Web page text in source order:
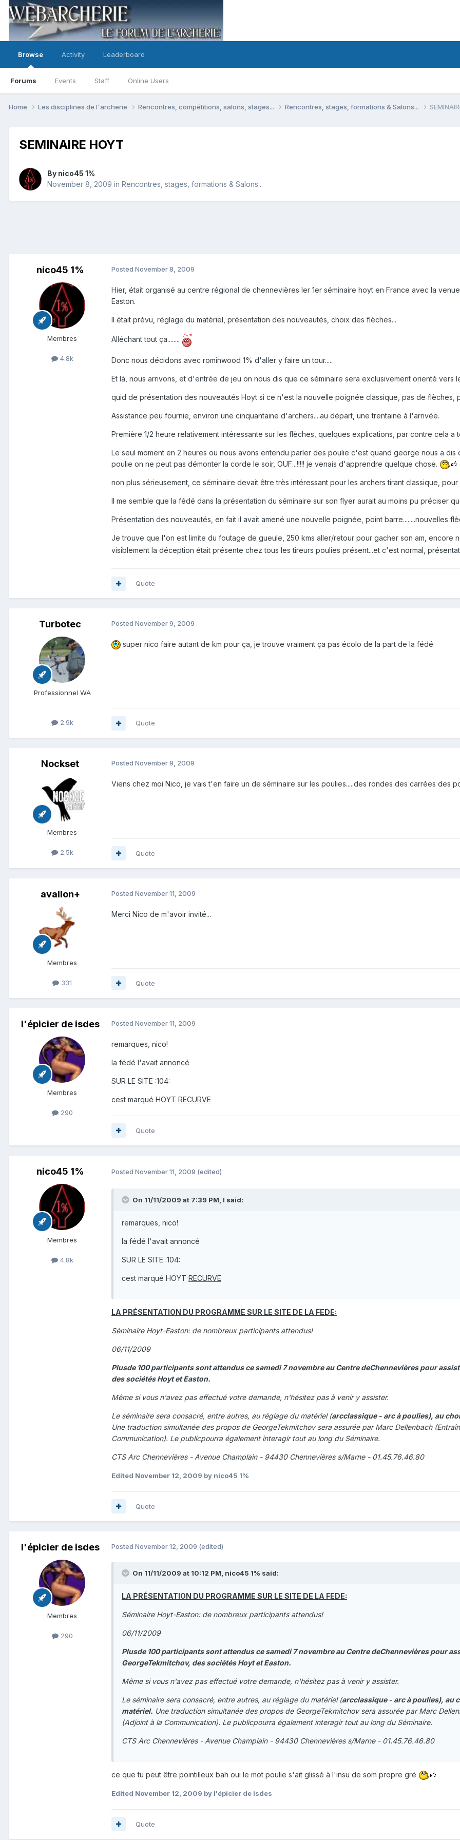
Browse
Forums Events Staff Online Users
Activity Leaderboard
Home Les disciplines de l'archerie Rencontres, compétitions, salons, stages... Rencontres, stages, formations & Salons...
SEMINAIRE HOYT
By nico45 1%
November 8, 2009 in Rencontres, stages, formations & Salons...
nico45 1%
Membres
4.8k
Posted November 8, 2009
Hier, était organisé au centre régional de chennevières ler 1er séminaire hoyt en France avec la
Easton.
Il était prévu, réglage du matériel, présentation des nouveautés, choix des flèches...
Alléchant tout ça........
Donc nous décidons avec rominwood 1% d'aller y faire un tour.....
Et là, nous arrivons, et d'entrée de jeu on nous dis que ce séminaire sera exclusivement orienté vers
quid de présentation des nouveautés Hoyt si ce n'est la nouvelle poignée classique, pas de flèches,
Assistance peu fournie, environ une cinquantaine d'archers....au départ, une trentaine à l'arrivée.
Première 1/2 heure relativement intéressante sur les flèches, quelques explications, par contre cela
Le seul moment en 2 heures ou nous avons entendu parler des poulie c'est quand george nous a
poulie on ne peut pas démonter la corde le soir, OUF...!!!!! je venais d'apprendre quelque chose.
non plus sérieusement, ce séminaire devait être très intéressant pour les archers tirant classique, pour
Il me semble que la fédé dans la présentation du séminaire sur son flyer aurait au moins pu préciser
Présentation des nouveautés, en fait il avait amené une nouvelle poignée, point barre........nouvelles
Je trouve que l'on est limite du foutage de gueule, 250 kms aller/retour pour gacher son am, encore
visiblement la déception était présente chez tous les tireurs poulies présent...et c'est normal,
Quote
Turbotec
Professionnel WA
2.9k
Posted November 9, 2009
super nico faire autant de km pour ça, je trouve vraiment ça pas écolo de la part de la fédé
Quote
Nockset
Membres
2.5k
Posted November 9, 2009
Viens chez moi Nico, je vais t'en faire un de séminaire sur les poulies.....des rondes des carrées des
Quote
avallon+
Membres
331
Posted November 11, 2009
Merci Nico de m'avoir invité...
Quote
l'épicier de isdes
Membres
290
Posted November 11, 2009
remarques, nico!
la fédé l'avait annoncé
SUR LE SITE :104:
cest marqué HOYT RECURVE
Quote
nico45 1%
Membres
4.8k
Posted November 11, 2009 (edited)
On 11/11/2009 at 7:39 PM, l said:
remarques, nico!
la fédé l'avait annoncé
SUR LE SITE :104:
cest marqué HOYT RECURVE
LA PRÉSENTATION DU PROGRAMME SUR LE SITE DE LA FEDE:
Séminaire Hoyt-Easton: de nombreux participants attendus!
06/11/2009
Plusde 100 participants sont attendus ce samedi 7 novembre au Centre deChennevières pour
des sociétés Hoyt et Easton.
Même si vous n'avez pas effectué votre demande, n'hésitez pas à venir y assister.
Le séminaire sera consacré, entre autres, au réglage du matériel (arcclassique - arc à poulies), au
Une traduction simultanée des propos de GeorgeTekmitchov sera assurée par Marc Dellenbach
Communication). Le publicpourra également interagir tout au long du Séminaire.
CTS Arc Chennevières - Avenue Champlain - 94430 Chennevières s/Marne - 01.45.76.46.80
Edited November 12, 2009 by nico45 1%
Quote
l'épicier de isdes
Membres
290
Posted November 12, 2009 (edited)
On 11/11/2009 at 10:12 PM, nico45 1% said:
LA PRÉSENTATION DU PROGRAMME SUR LE SITE DE LA FEDE:
Séminaire Hoyt-Easton: de nombreux participants attendus!
06/11/2009
Plusde 100 participants sont attendus ce samedi 7 novembre au Centre deChennevières pour
GeorgeTekmitchov, des sociétés Hoyt et Easton.
Même si vous n'avez pas effectué votre demande, n'hésitez pas à venir y assister.
Le séminaire sera consacré, entre autres, au réglage du matériel (arcclassique - arc à poulies), au
matériel. Une traduction simultanée des propos de GeorgeTekmitchov sera assurée par Marc
(Adjoint à la Communication). Le publicpourra également interagir tout au long du Séminaire.
CTS Arc Chennevières - Avenue Champlain - 94430 Chennevières s/Marne - 01.45.76.46.80
ce que tu peut être pointilleux bah oui le mot poulie s'ait glissé à l'insu de som propre gré
Edited November 12, 2009 by l'épicier de isdes
Quote